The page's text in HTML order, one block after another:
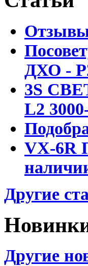
ДХО -
3S
L2
VX-6R
Другие
Другие